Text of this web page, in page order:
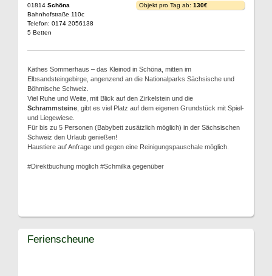
01814 Schöna
Bahnhofstraße 110c
Telefon: 0174 2056138
5 Betten
Objekt pro Tag ab: 130€
Käthes Sommerhaus – das Kleinod in Schöna, mitten im
Elbsandsteingebirge, angenzend an die Nationalparks Sächsische und
Böhmische Schweiz.
Viel Ruhe und Weite, mit Blick auf den Zirkelstein und die
Schrammsteine , gibt es viel Platz auf dem eigenen Grundstück mit Spiel-
und Liegewiese.
Für bis zu 5 Personen (Babybett zusätzlich möglich) in der Sächsischen
Schweiz den Urlaub genießen!
Haustiere auf Anfrage und gegen eine Reinigungspauschale möglich.
#Direktbuchung möglich #Schmilka gegenüber
Ferienscheune